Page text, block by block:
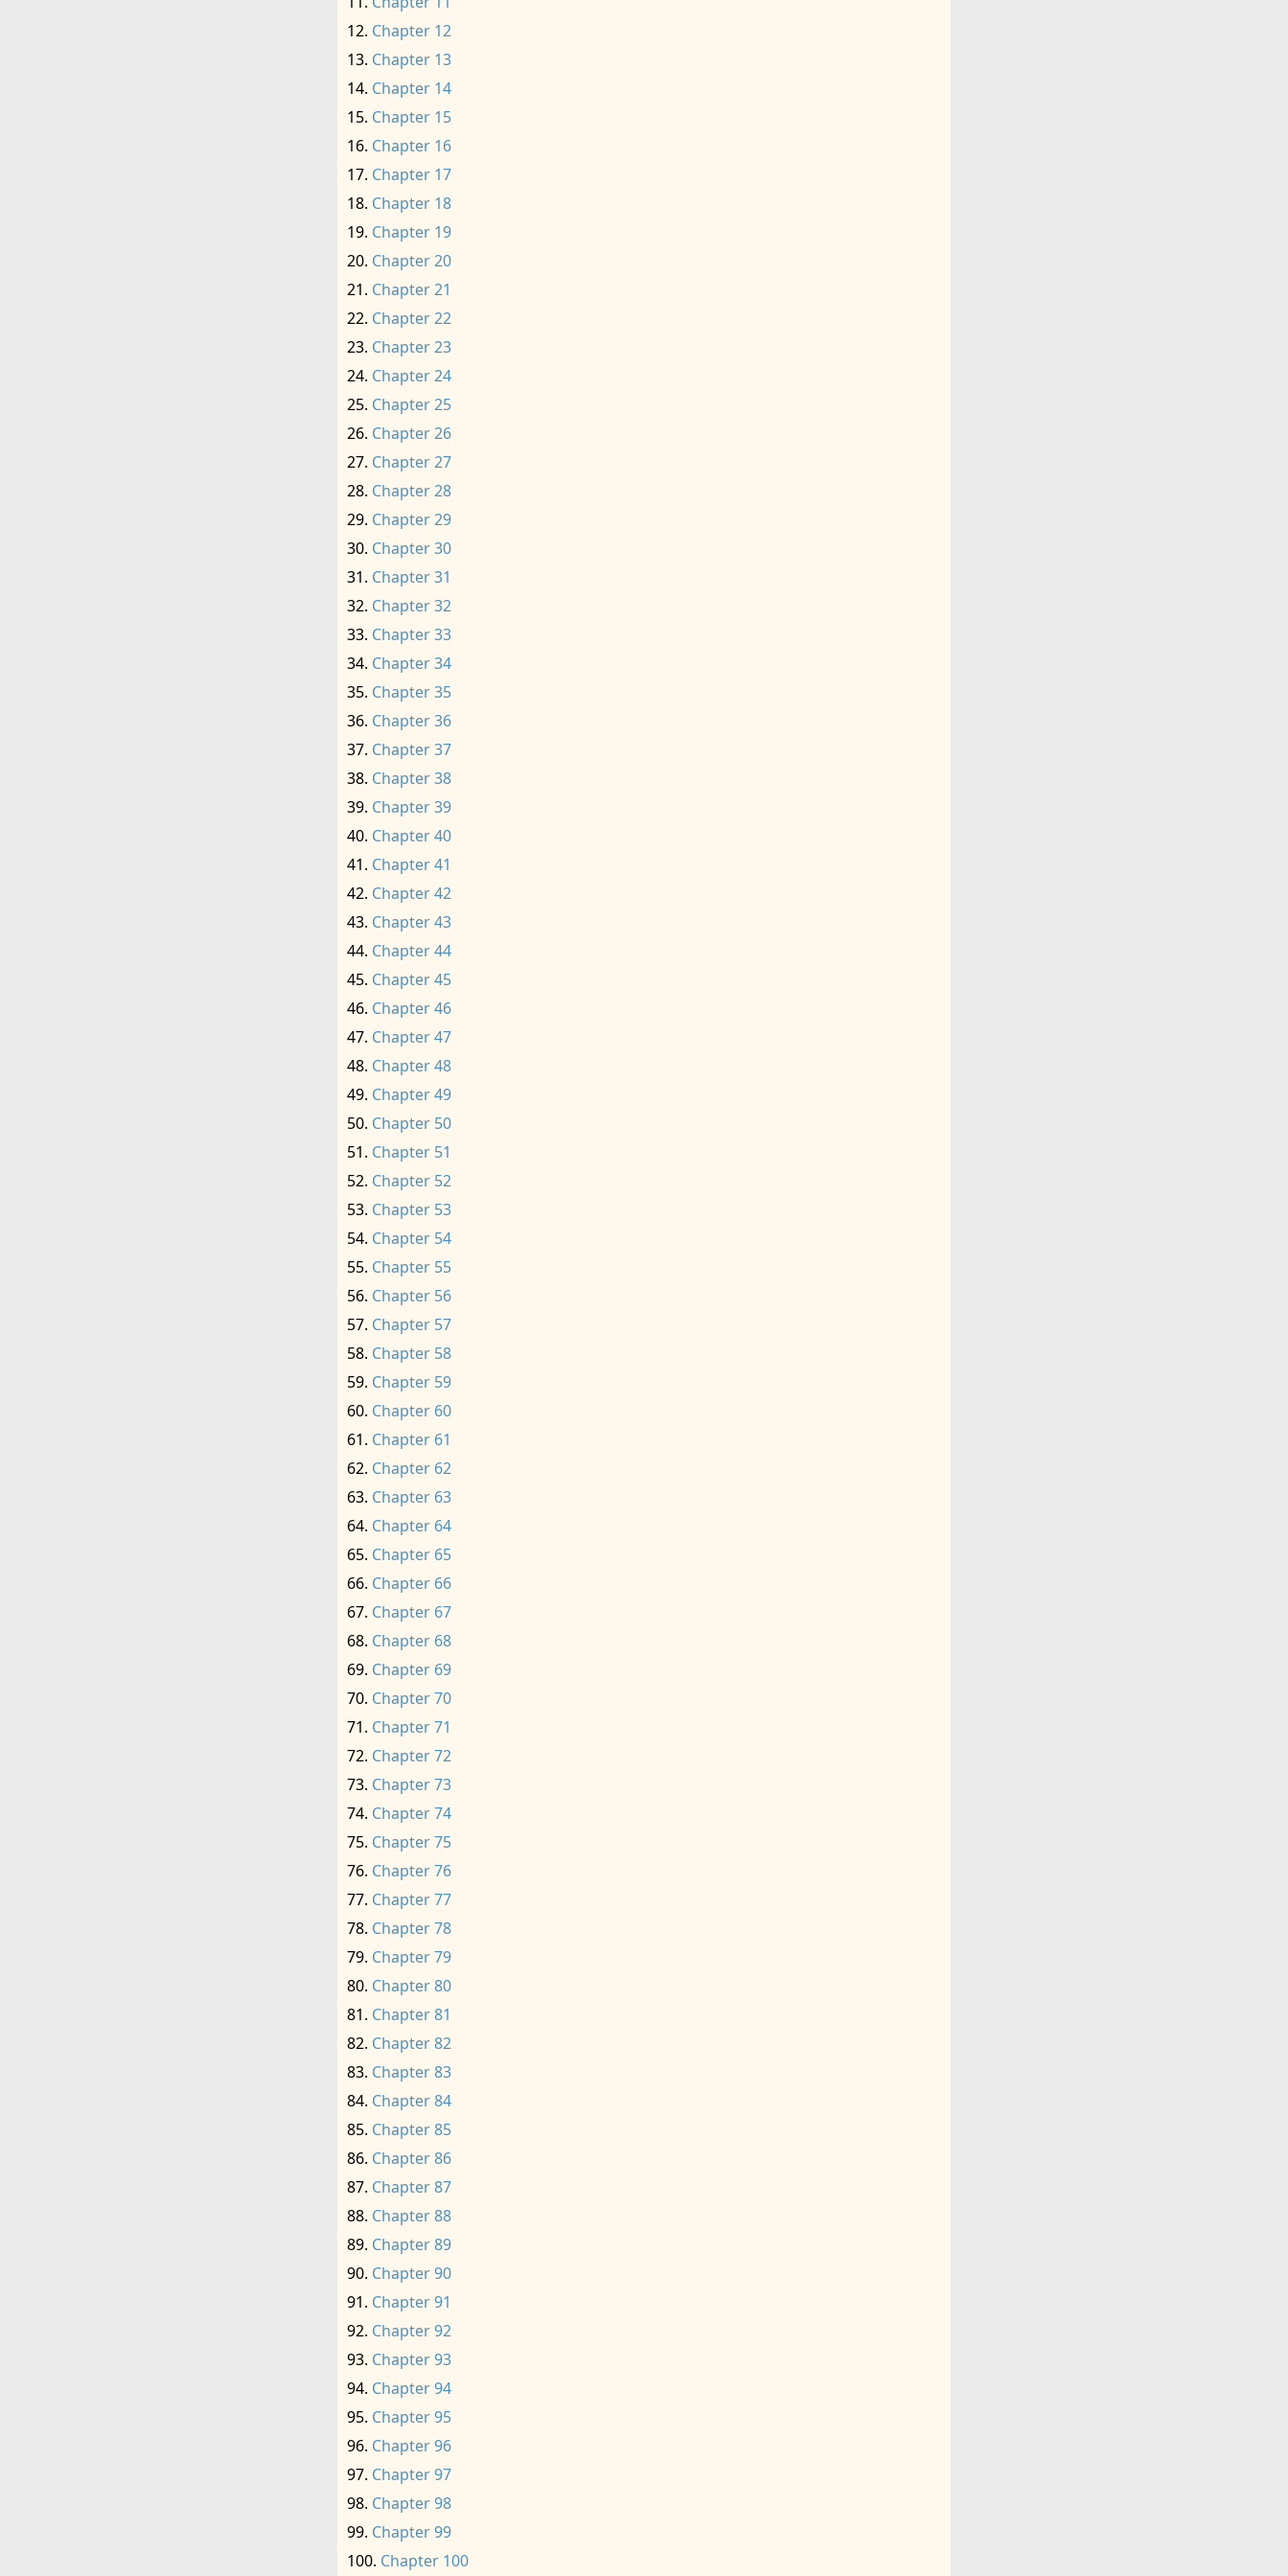
Chapter 12
Chapter 13
Chapter 14
Chapter 15
Chapter 16
Chapter 17
Chapter 18
Chapter 19
Chapter 20
Chapter 21
Chapter 22
Chapter 23
Chapter 24
Chapter 25
Chapter 26
Chapter 27
Chapter 28
Chapter 29
Chapter 30
Chapter 31
Chapter 32
Chapter 33
Chapter 34
Chapter 35
Chapter 36
Chapter 37
Chapter 38
Chapter 39
Chapter 40
Chapter 41
Chapter 42
Chapter 43
Chapter 44
Chapter 45
Chapter 46
Chapter 47
Chapter 48
Chapter 49
Chapter 50
Chapter 51
Chapter 52
Chapter 53
Chapter 54
Chapter 55
Chapter 56
Chapter 57
Chapter 58
Chapter 59
Chapter 60
Chapter 61
Chapter 62
Chapter 63
Chapter 64
Chapter 65
Chapter 66
Chapter 67
Chapter 68
Chapter 69
Chapter 70
Chapter 71
Chapter 72
Chapter 73
Chapter 74
Chapter 75
Chapter 76
Chapter 77
Chapter 78
Chapter 79
Chapter 80
Chapter 81
Chapter 82
Chapter 83
Chapter 84
Chapter 85
Chapter 86
Chapter 87
Chapter 88
Chapter 89
Chapter 90
Chapter 91
Chapter 92
Chapter 93
Chapter 94
Chapter 95
Chapter 96
Chapter 97
Chapter 98
Chapter 99
Chapter 100